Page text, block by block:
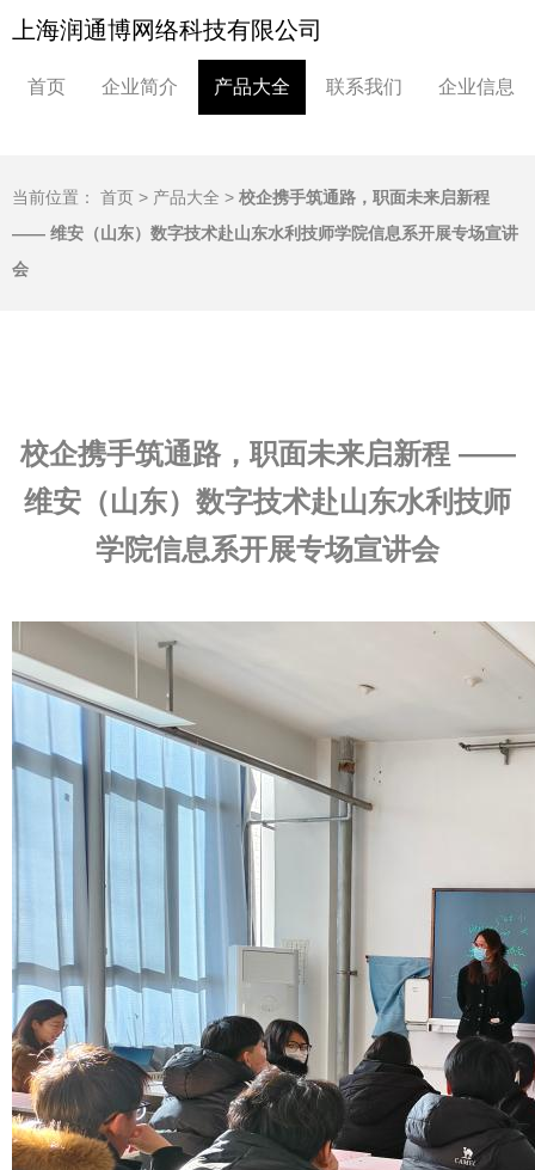
上海润通博网络科技有限公司
首页 企业简介 产品大全 联系我们 企业信息
当前位置： 首页 > 产品大全 > 校企携手筑通路，职面未来启新程
—— 维安（山东）数字技术赴山东水利技师学院信息系开展专场宣讲
会
校企携手筑通路，职面未来启新程 ——
维安（山东）数字技术赴山东水利技师
学院信息系开展专场宣讲会